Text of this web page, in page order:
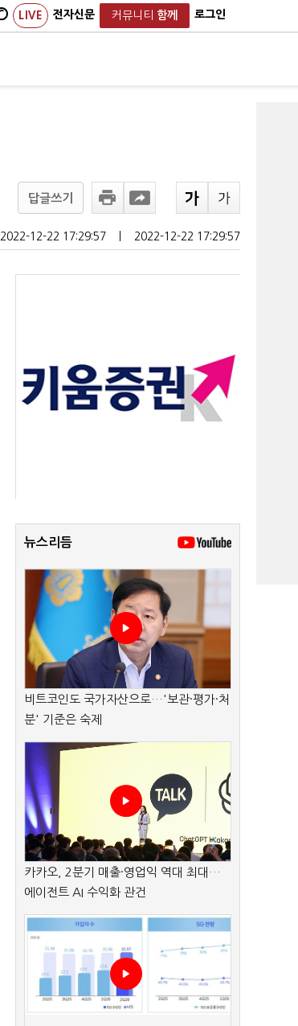
LIVE 전자신문 커뮤니티 함께 로그인
답글쓰기
2022-12-22 17:29:57 2022-12-22 17:29:57
뉴스리듬
비트코인도 국가자산으로…'보관·평가·처
분' 기준은 숙제
카카오, 2분기 매출·영업익 역대 최대…
에이전트 AI 수익화 관건